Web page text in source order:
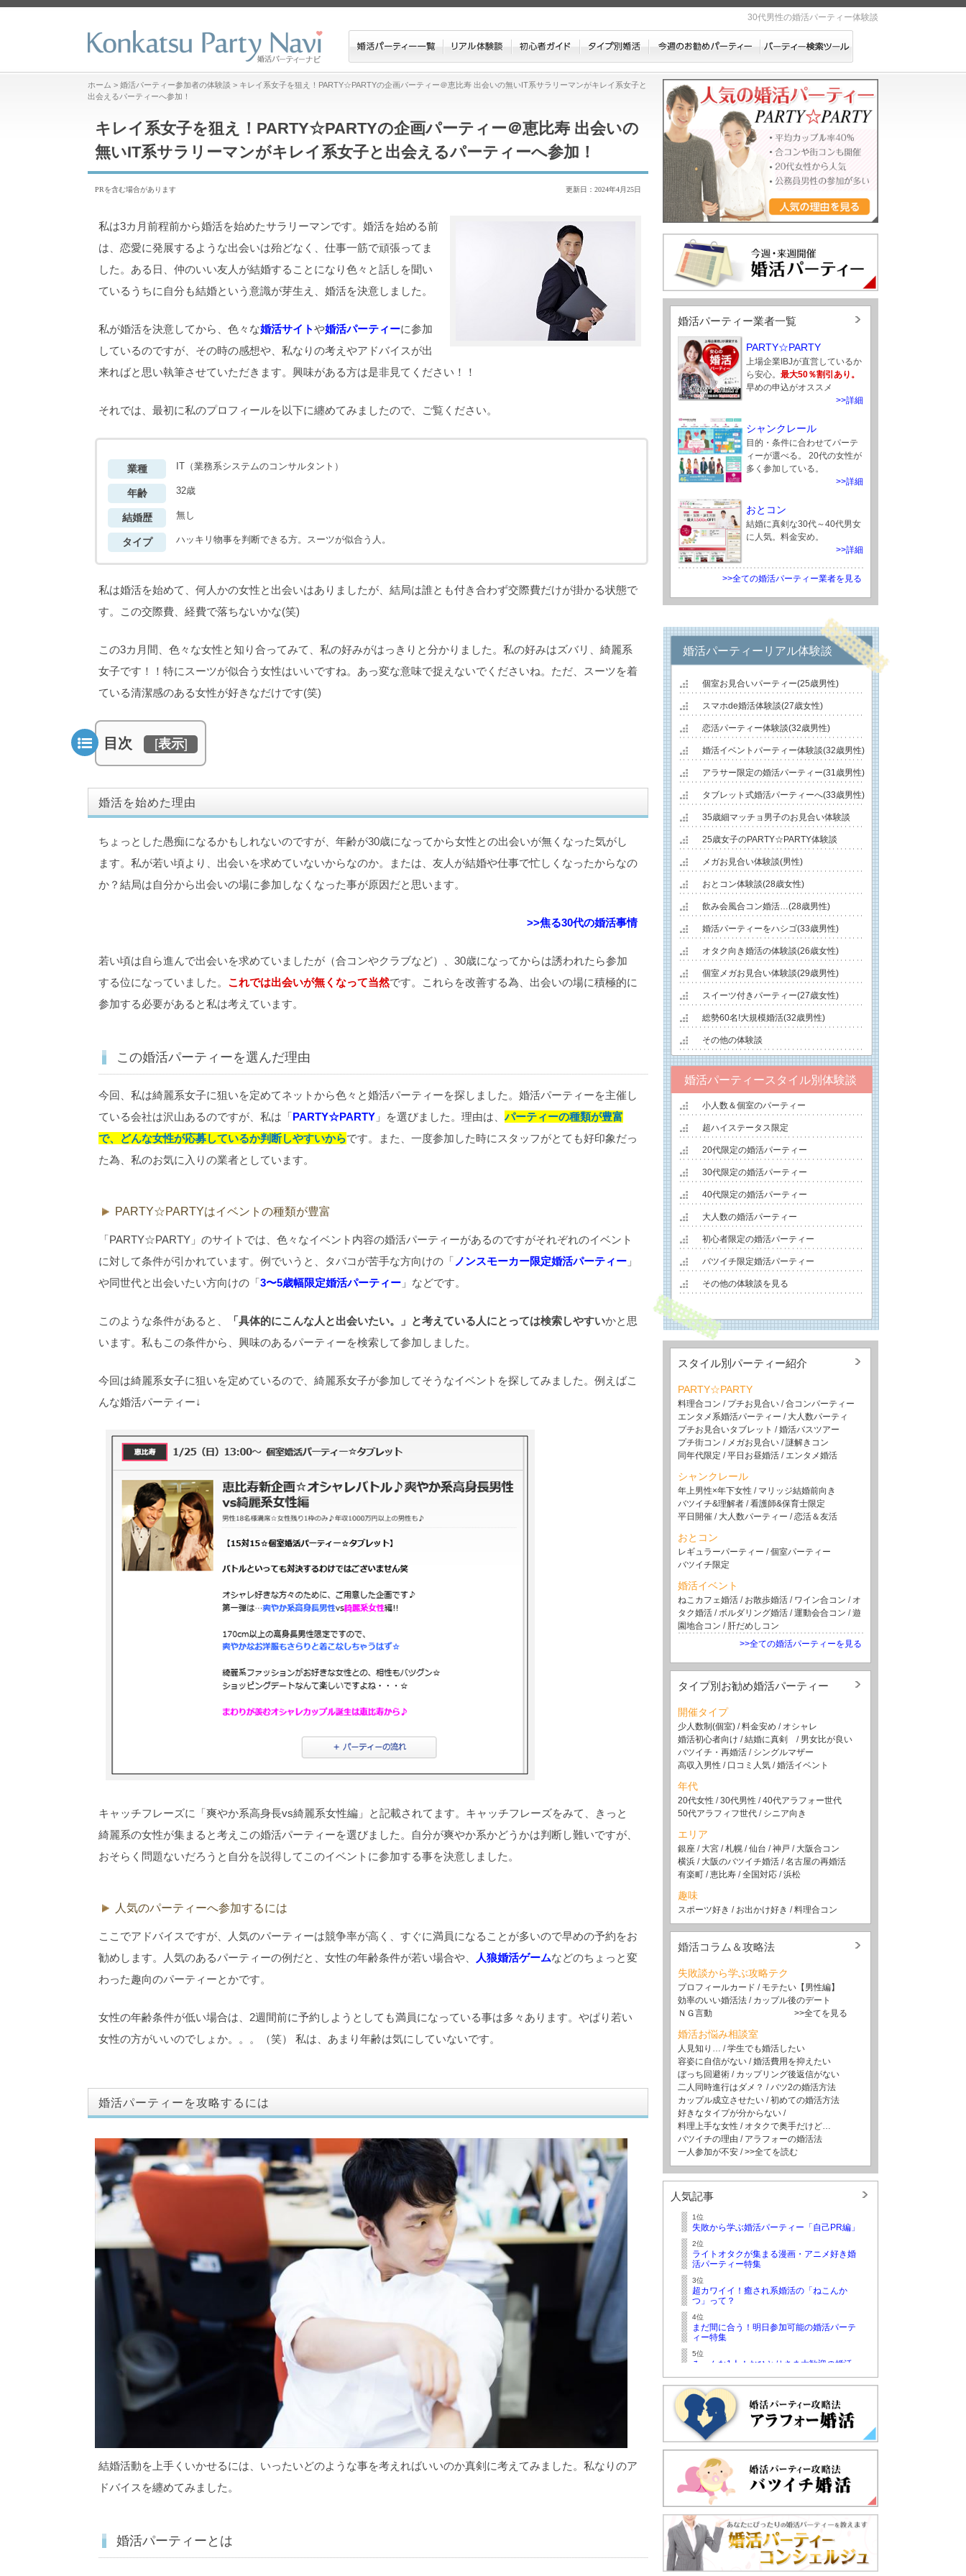
30代男性の婚活パーティー体験談
ホーム > 婚活パーティー参加者の体験談 > キレイ系女子を狙え！PARTY☆PARTYの企画パーティー＠恵比寿 出会いの無いIT系サラリーマンがキレイ系女子と
出会えるパーティーへ参加！
キレイ系女子を狙え！PARTY☆PARTYの企画パーティー＠恵比寿 出会いの
無いIT系サラリーマンがキレイ系女子と出会えるパーティーへ参加！
PRを含む場合があります 更新日：2024年4月25日
私は3カ月前程前から婚活を始めたサラリーマンです。婚活を始める前
は、恋愛に発展するような出会いは殆どなく、仕事一筋で頑張ってま
した。ある日、仲のいい友人が結婚することになり色々と話しを聞い
ているうちに自分も結婚という意識が芽生え、婚活を決意しました。
私が婚活を決意してから、色々な婚活サイトや婚活パーティーに参加
しているのですが、その時の感想や、私なりの考えやアドバイスが出
来ればと思い執筆させていただきます。興味がある方は是非見てください！！
それでは、最初に私のプロフィールを以下に纏めてみましたので、ご覧ください。
業種 IT（業務系システムのコンサルタント）
年齢 32歳
結婚歴 無し
タイプ ハッキリ物事を判断できる方。スーツが似合う人。
私は婚活を始めて、何人かの女性と出会いはありましたが、結局は誰とも付き合わず交際費だけが掛かる状態で
す。この交際費、経費で落ちないかな(笑)
この3カ月間、色々な女性と知り合ってみて、私の好みがはっきりと分かりました。私の好みはズバリ、綺麗系
女子です！！特にスーツが似合う女性はいいですね。あっ変な意味で捉えないでくださいね。ただ、スーツを着
ている清潔感のある女性が好きなだけです(笑)
目次 [表示]
婚活を始めた理由
ちょっとした愚痴になるかもしれないのですが、年齢が30歳になってから女性との出会いが無くなった気がし
ます。私が若い頃より、出会いを求めていないからなのか。または、友人が結婚や仕事で忙しくなったからなの
か？結局は自分から出会いの場に参加しなくなった事が原因だと思います。
>>焦る30代の婚活事情
若い頃は自ら進んで出会いを求めていましたが（合コンやクラブなど）、30歳になってからは誘われたら参加
する位になっていました。 これでは出会いが無くなって当然です。これらを改善する為、出会いの場に積極的に
参加する必要があると私は考えています。
この婚活パーティーを選んだ理由
今回、私は綺麗系女子に狙いを定めてネットから色々と婚活パーティーを探しました。婚活パーティーを主催し
ている会社は沢山あるのですが、私は「PARTY☆PARTY 」を選びました。理由は、パーティーの種類が豊富
で、どんな女性が応募しているか判断しやすいからです。また、一度参加した時にスタッフがとても好印象だっ
た為、私のお気に入りの業者としています。
PARTY☆PARTYはイベントの種類が豊富
「PARTY☆PARTY」のサイトでは、色々なイベント内容の婚活パーティーがあるのですがそれぞれのイベント
に対して条件が引かれています。例でいうと、タバコが苦手な方向けの「 ノンスモーカー限定婚活パーティー 」
や同世代と出会いたい方向けの「3〜5歳幅限定婚活パーティー 」などです。
このような条件があると、 「具体的にこんな人と出会いたい。」と考えている人にとっては検索しやすいかと思
います。私もこの条件から、興味のあるパーティーを検索して参加しました。
今回は綺麗系女子に狙いを定めているので、綺麗系女子が参加してそうなイベントを探してみました。例えばこ
んな婚活パーティー↓
キャッチフレーズに「爽やか系高身長vs綺麗系女性編」と記載されてます。キャッチフレーズをみて、きっと
綺麗系の女性が集まると考えこの婚活パーティーを選びました。自分が爽やか系かどうかは判断し難いですが、
おそらく問題ないだろうと自分を説得してこのイベントに参加する事を決意しました。
人気のパーティーへ参加するには
ここでアドバイスですが、人気のパーティーは競争率が高く、すぐに満員になることが多いので早めの予約をお
勧めします。人気のあるパーティーの例だと、女性の年齢条件が若い場合や、
人狼婚活ゲームなどのちょっと変
わった趣向のパーティーとかです。
女性の年齢条件が低い場合は、2週間前に予約しようとしても満員になっている事は多々あります。やぱり若い
女性の方がいいのでしょか。。。（笑） 私は、あまり年齢は気にしていないです。
婚活パーティーを攻略するには
結婚活動を上手くいかせるには、いったいどのような事を考えればいいのか真剣に考えてみました。私なりのア
ドバイスを纏めてみました。
婚活パーティーとは
婚活パーティー業者一覧
PARTY☆PARTY
上場企業IBJが直営しているか
ら安心。最大50％割引あり。
早めの申込がオススメ
>>詳細
シャンクレール
目的・条件に合わせてパーテ
ィーが選べる。 20代の女性が
多く参加している。
>>詳細
おとコン
結婚に真剣な30代～40代男女
に人気。料金安め。
>>詳細
>>全ての婚活パーティー業者を見る
婚活パーティーリアル体験談
個室お見合いパーティー(25歳男性)
スマホde婚活体験談(27歳女性)
恋活パーティー体験談(32歳男性)
婚活イベントパーティー体験談(32歳男性)
アラサー限定の婚活パーティー(31歳男性)
タブレット式婚活パーティーへ(33歳男性)
35歳細マッチョ男子のお見合い体験談
25歳女子のPARTY☆PARTY体験談
メガお見合い体験談(男性)
おとコン体験談(28歳女性)
飲み会風合コン婚活…(28歳男性)
婚活パーティーをハシゴ(33歳男性)
オタク向き婚活の体験談(26歳女性)
個室メガお見合い体験談(29歳男性)
スイーツ付きパーティー(27歳女性)
総勢60名!大規模婚活(32歳男性)
その他の体験談
婚活パーティースタイル別体験談
小人数＆個室のパーティー
超ハイステータス限定
20代限定の婚活パーティー
30代限定の婚活パーティー
40代限定の婚活パーティー
大人数の婚活パーティー
初心者限定の婚活パーティー
バツイチ限定婚活パーティー
その他の体験談を見る
スタイル別パーティー紹介
PARTY☆PARTY
料理合コン / プチお見合い /合コンパーティー
エンタメ系婚活パーティー / 大人数パーティ
プチお見合いタブレット /婚活バスツアー
プチ街コン / メガお見合い /謎解きコン
同年代限定 /平日お昼婚活 / エンタメ婚活
シャンクレール
年上男性×年下女性 / マリッジ結婚前向き
バツイチ&理解者 /看護師&保育士限定
平日開催 / 大人数パーティー /恋活＆友活
おとコン
レギュラーパーティー /個室パーティー
バツイチ限定
婚活イベント
ねこカフェ婚活 / お散歩婚活 / ワイン合コン / オ
タク婚活 /ボルダリング婚活 /運動会合コン /遊
園地合コン / 肝だめしコン
>>全ての婚活パーティーを見る
タイプ別お勧め婚活パーティー
開催タイプ
少人数制(個室) /料金安め / オシャレ
婚活初心者向け /結婚に真剣 / 男女比が良い
バツイチ・再婚活 / シングルマザー
高収入男性 / 口コミ人気 /婚活イベント
年代
20代女性 /30代男性 /40代アラフォー世代
50代アラフィフ世代 / シニア向き
エリア
銀座 / 大宮 /札幌 /仙台 /神戸 / 大阪合コン
横浜 / 大阪のバツイチ婚活 /名古屋の再婚活
有楽町 /恵比寿 /全国対応 /浜松
趣味
スポーツ好き / お出かけ好き /料理合コン
婚活コラム＆攻略法
失敗談から学ぶ攻略テク
プロフィールカード / モテたい【男性編】
効率のいい婚活法 / カップル後のデート
ＮＧ言動
>>全てを見る
婚活お悩み相談室
人見知り… /学生でも婚活したい
容姿に自信がない /婚活費用を抑えたい
ぼっち回避術 / カップリング後返信がない
二人同時進行はダメ？ /バツ2の婚活方法
カップル成立させたい /初めての婚活方法
好きなタイプが分からない /
料理上手な女性 / オタクで奥手だけど…
バツイチの理由 / アラフォーの婚活法
一人参加が不安 />>全てを読む
人気記事
1位
失敗から学ぶ婚活パーティー「自己PR編」
2位
ライトオタクが集まる漫画・アニメ好き婚
活パーティー特集
3位
超カワイイ！癒され系婚活の「ねこんか
つ」って？
4位
まだ間に合う！明日参加可能の婚活パーテ
ィー特集
5位
みーんな1人！おひとりさま大歓迎の婚活